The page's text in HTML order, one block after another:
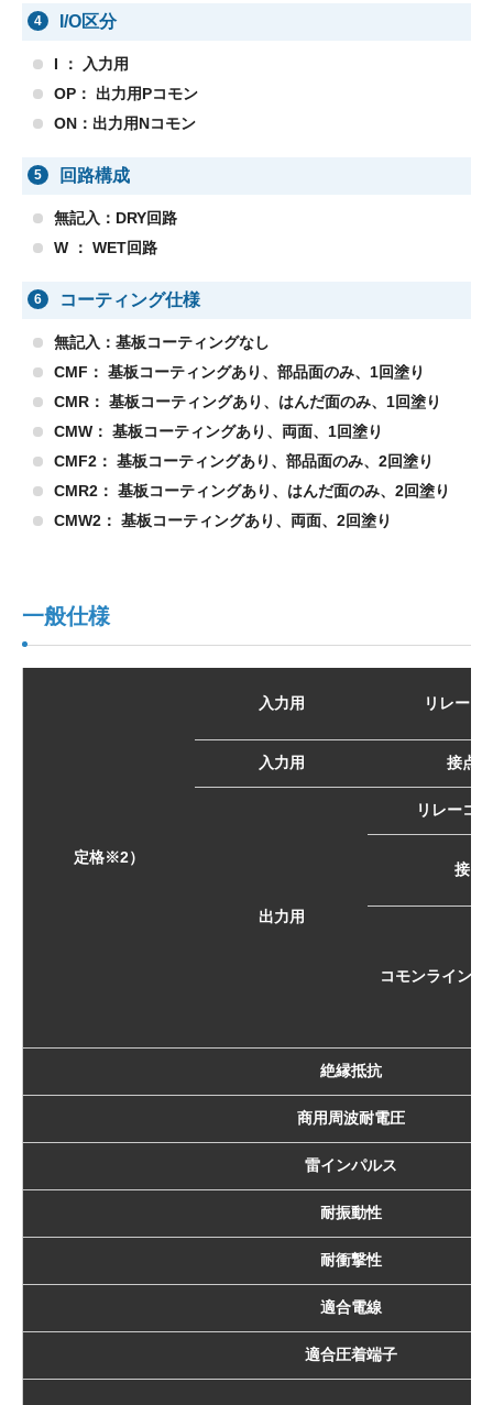
4 I/O区分
I ： 入力用
OP： 出力用Pコモン
ON：出力用Nコモン
5 回路構成
無記入：DRY回路
W ： WET回路
6 コーティング仕様
無記入：基板コーティングなし
CMF： 基板コーティングあり、部品面のみ、1回塗り
CMR： 基板コーティングあり、はんだ面のみ、1回塗り
CMW： 基板コーティングあり、両面、1回塗り
CMF2： 基板コーティングあり、部品面のみ、2回塗り
CMR2： 基板コーティングあり、はんだ面のみ、2回塗り
CMW2： 基板コーティングあり、両面、2回塗り
一般仕様
定格※2）
入力用 リレーコ
入力用 接点
出力用
リレーコ
接点
コモンライン
絶縁抵抗
商用周波耐電圧
雷インパルス
耐振動性
耐衝撃性
適合電線
適合圧着端子